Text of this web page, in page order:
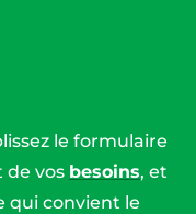
le formulaire
de vos besoins, et
qui convient le